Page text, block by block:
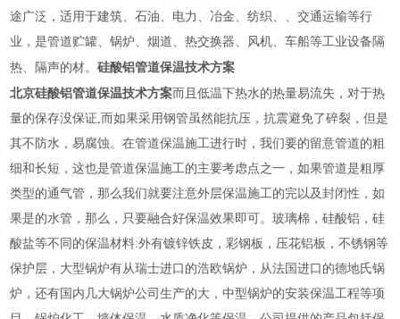
途广泛，适用于建筑、石油、电力、冶金、纺织、、交通运输等行
业，是管道贮罐、锅炉、烟道、热交换器、风机、车船等工业设备隔
热、隔声的材。硅酸铝管道保温技术方案
北京硅酸铝管道保温技术方案而且低温下热水的热量易流失，对于热
量的保存没保证,而如果采用钢管虽然能抗压，抗震避免了碎裂，但是
其不防水，易腐蚀。在管道保温施工进行时，我们要的留意管道的粗
细和长短，这也是管道保温施工的主要考虑点之一，如果管道是粗厚
类型的通气管，那么我们就要注意外层保温施工的完以及封闭性，如
果是的水管，那么，只要融合好保温效果即可。玻璃棉，硅酸铝，硅
酸盐等不同的保温材料:外有镀锌铁皮，彩钢板，压花铝板，不锈钢等
保护层，大型锅炉有从瑞士进口的浩欧锅炉，从法国进口的德地氏锅
炉，还有国内几大锅炉公司生产的大，中型锅炉的安装保温工程等项